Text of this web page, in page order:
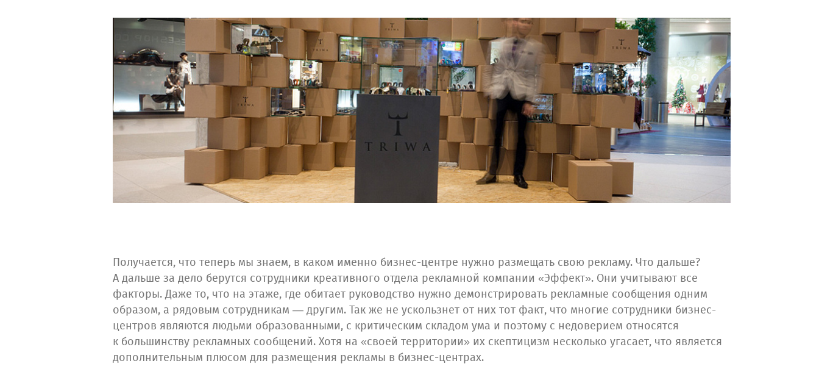
Получается, что теперь мы знаем, в каком именно бизнес-центре нужно размещать свою рекламу. Что дальше?
А дальше за дело берутся сотрудники креативного отдела рекламной компании «Эффект». Они учитывают все
факторы. Даже то, что на этаже, где обитает руководство нужно демонстрировать рекламные сообщения одним
образом, а рядовым сотрудникам — другим. Так же не ускользнет от них тот факт, что многие сотрудники бизнес-
центров являются людьми образованными, с критическим складом ума и поэтому с недоверием относятся
к большинству рекламных сообщений. Хотя на «своей территории» их скептицизм несколько угасает, что является
дополнительным плюсом для размещения рекламы в бизнес-центрах.